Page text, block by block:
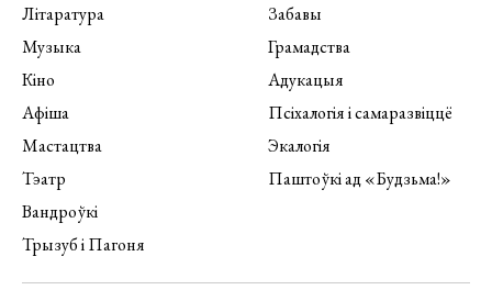
Літаратура
Музыка
Кіно
Афіша
Мастацтва
Тэатр
Вандроўкі
Трызуб і Пагоня
Забавы
Грамадства
Адукацыя
Псіхалогія і самаразвіццё
Экалогія
Паштоўкі ад «Будзьма!»